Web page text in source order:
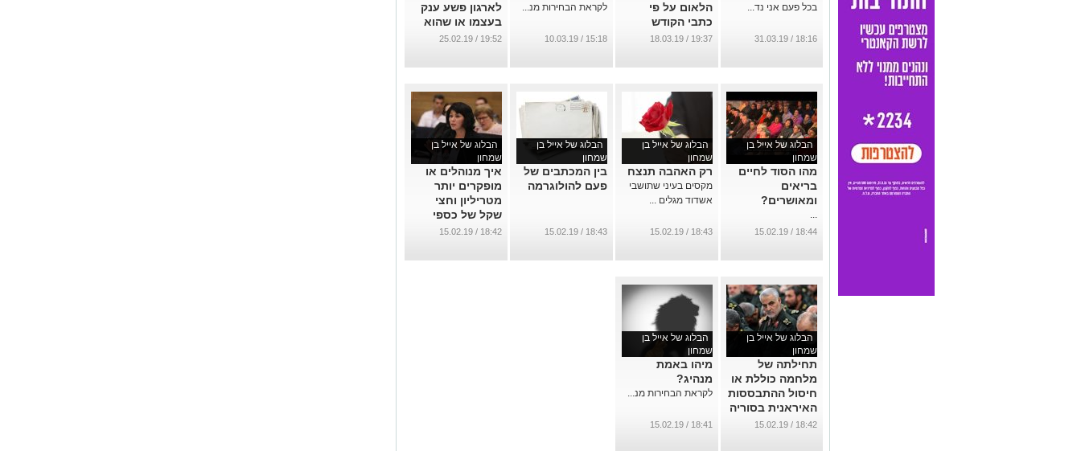
בכל פעם אני נד...
18:16 / 31.03.19
הלאום על פי
כתבי הקודש
...
19:37 / 18.03.19
לקראת הבחירות מנ...
15:18 / 10.03.19
לארגון פשע ענק
בעצמו או שהוא
מונע מפשע
...
19:52 / 25.02.19
הבלוג של אייל בן
שמחון
מהו הסוד לחיים
בריאים
ומאושרים?
...
18:44 / 15.02.19
הבלוג של אייל בן
שמחון
רק האהבה תנצח
מקסים בעיני שתושבי
אשדוד מגלים ...
18:43 / 15.02.19
הבלוג של אייל בן
שמחון
בין המכתבים של
פעם להולוגרמה
18:43 / 15.02.19
הבלוג של אייל בן
שמחון
איך מנוהלים או
מופקרים יותר
מטריליון וחצי
שקל של כספי
הפנסיה שלנו?
18:42 / 15.02.19
הבלוג של אייל בן
שמחון
תחילתה של
מלחמה כוללת או
חיסול ההתבססות
האיראנית בסוריה
...
18:42 / 15.02.19
הבלוג של אייל בן
שמחון
מיהו באמת
מנהיג?
לקראת הבחירות מנ...
18:41 / 15.02.19